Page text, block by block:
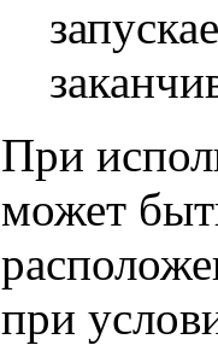
При
может
при